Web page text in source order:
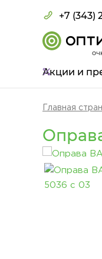
+7 (343)
Акции и
Главная